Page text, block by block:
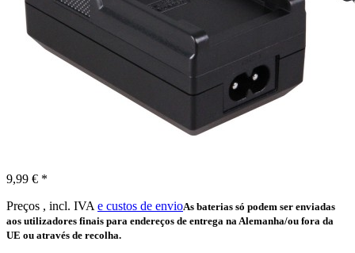
9,99 € *
Preços , incl. IVA e custos de envioAs baterias só podem ser enviadas
aos utilizadores finais para endereços de entrega na Alemanha/ou fora da
UE ou através de recolha.